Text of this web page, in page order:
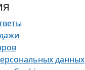
данных